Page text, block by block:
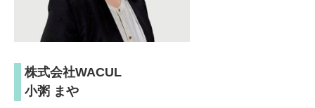
株式会社WACUL
小粥 まや